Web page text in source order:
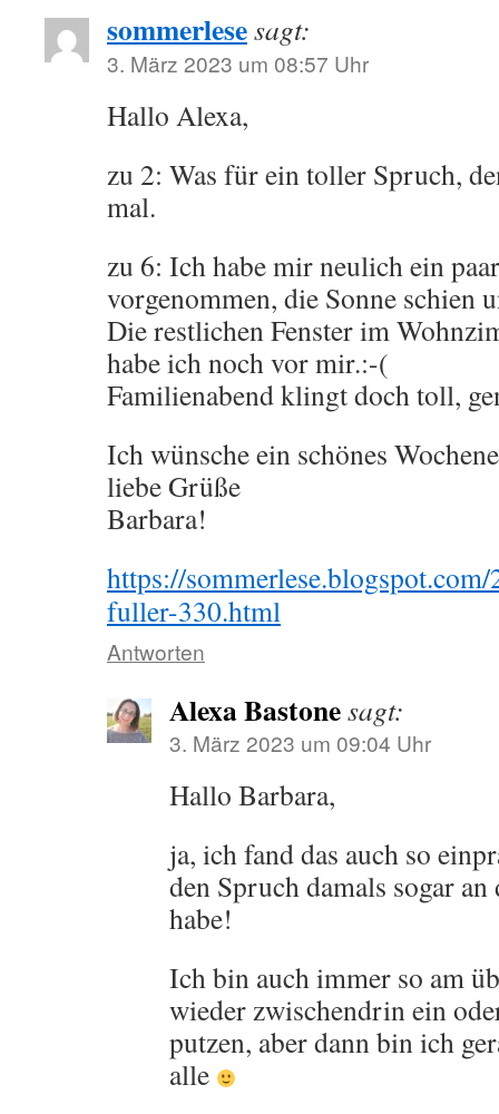
sommerlesesagt:
3. März 2023 um 08:57 Uhr
Hallo Alexa,
zu 2: Was für ein toller Spruch,
mal.
zu 6: Ich habe mir neulich ein
vorgenommen, die Sonne schien
Die restlichen Fenster im
habe ich noch vor mir.:-(
Familienabend klingt doch toll,
Ich wünsche ein schönes
liebe Grüße
Barbara!
https://
fuller-330.html
Antworten
Alexa Bastonesagt:
3. März 2023 um 09:04 Uhr
Hallo Barbara,
ja, ich fand das auch so
den Spruch damals sogar
habe!
Ich bin auch immer so am
wieder zwischendrin ein
putzen, aber dann bin ich
alle